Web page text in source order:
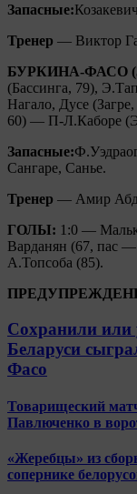
Запасные:
Тренер — Виктор
БУРКИНА-ФАСО
(Бассинга, 79),
Нагало, Дусе
60) — П-Л.Каборе
Запасные:
Сангаре, Санье.
Тренер — Амир
ГОЛЫ: 1:0 —
Варданян (67, пас
А.Топсоба (85).
Сохранили или
Беларуси
Фасо
Товарищеский
Павлюченко в
«Жеребцы» из
сопернике